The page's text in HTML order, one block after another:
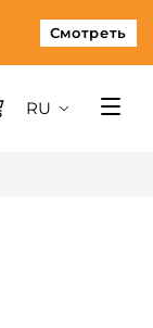
Смотреть
RU